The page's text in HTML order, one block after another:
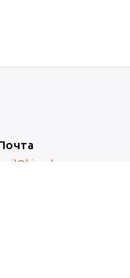
mail@kiper.by